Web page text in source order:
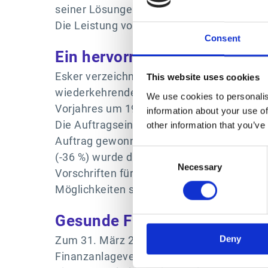
Consent
This website uses cookies
We use cookies to
information about your use
other information that
Necessary
Deny
seiner Lösungen auszubauen.
Die Leistung von Legacy-Lösungen ist
Ein hervorragendes Quartal
Esker verzeichnete das
wiederkehrenden Umsätze (ARR) der im
Vorjahres um 19 % (bei konstanten
Die Auftragseingänge in Europa (+191
Auftrag gewonnen wurde. Die USA (+29
(-36 %) wurde durch das
Vorschriften für die elektronische
Möglichkeiten schaffen, die die
Gesunde Finanzstruktur
Zum 31. März 2023 belief sich das
Finanzanlagevermögen klassifiziert